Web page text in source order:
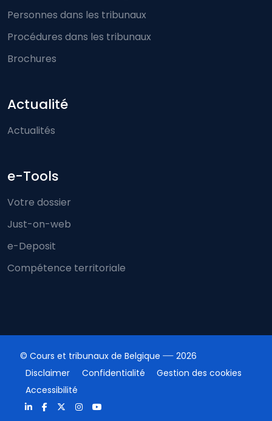
Personnes dans les tribunaux
Procédures dans les tribunaux
Brochures
Actualité
Actualités
e-Tools
Votre dossier
Just-on-web
e-Deposit
Compétence territoriale
© Cours et tribunaux de Belgique
2026
Disclaimer
Confidentialité
Gestion des cookies
Accessibilité